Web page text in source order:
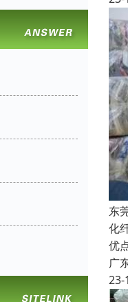
东
化
优
广
23-